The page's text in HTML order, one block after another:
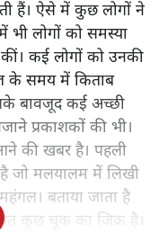
हैं। ऐसे में कुछ लोगों ने
भी लोगों को समस्या
कई लोगों को उनकी
के समय में किताब
बावजूद कई अच्छी
प्रकाशकों की भी।
की खबर है। पहली
जो मलयालम में लिखी
बताया जाता है
कुछ चूक का जिक्र है।